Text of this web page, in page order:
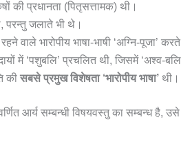
की प्रधानता (पितृसत्तामक) थी।
परन्तु जलाते भी थे।
वाले भारोपीय भाषा-भाषी ‘अग्नि-पूजा’
में ‘पशुबलि’ प्रचलित थी, जिसमें ‘अश्व-
की सबसे प्रमुख विशेषता ‘भारोपीय भाषा’ थी।
आर्य सम्बन्धी विषयवस्तु का सम्बन्ध है, उसे